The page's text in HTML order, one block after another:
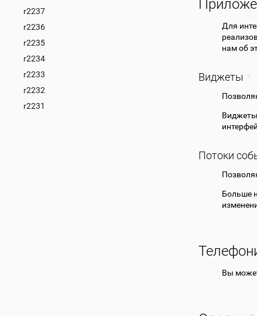
r2237
r2236
r2235
r2234
r2233
r2232
r2231
Для
нам об
Виджеты
Виджеты
Потоки
Больше
Вы